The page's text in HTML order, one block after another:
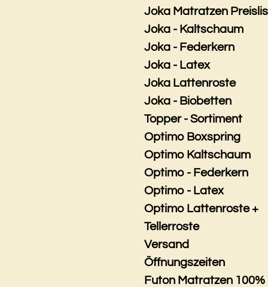
Joka Matratzen
Joka - Kaltschaum
Joka - Federkern
Joka - Latex
Joka Lattenroste
Joka - Biobetten
Topper - Sortiment
Optimo Boxspring
Optimo Kaltschaum
Optimo - Federkern
Optimo - Latex
Optimo Lattenroste +
Tellerroste
Versand
Öffnungszeiten
Futon Matratzen 100%